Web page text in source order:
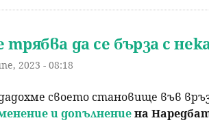
трябва да се бърза с
2023 - 08:18
своето становище във
и допълнениена